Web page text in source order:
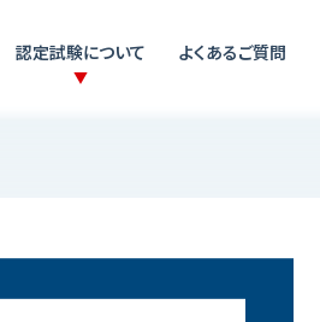
認定試験について よくあるご質問